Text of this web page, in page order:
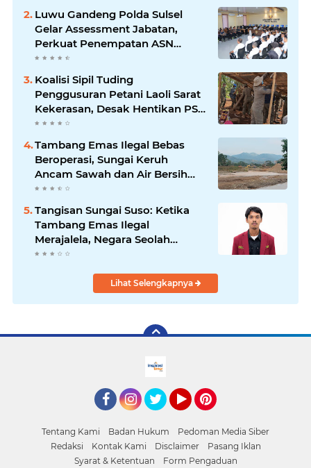
Luwu Gandeng Polda Sulsel
Gelar Assessment Jabatan,
Perkuat Penempatan ASN
Berbasis Kompetensi
Koalisi Sipil Tuding
Penggusuran Petani Laoli Sarat
Kekerasan, Desak Hentikan PSN
PT IHIP
Tambang Emas Ilegal Bebas
Beroperasi, Sungai Keruh
Ancam Sawah dan Air Bersih
Warga Luwu
Tangisan Sungai Suso: Ketika
Tambang Emas Ilegal
Merajalela, Negara Seolah
Memilih Diam
Lihat Selengkapnya
Tentang Kami Badan Hukum
Pedoman Media Siber
Redaksi
Kontak Kami Disclaimer
Pasang Iklan
Syarat & Ketentuan
Form Pengaduan